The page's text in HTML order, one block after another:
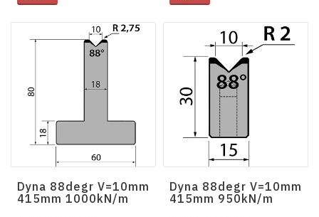
Dyna 88degr V=10mm
415mm 1000kN/m
Dyna 88degr V=10mm
415mm 950kN/m